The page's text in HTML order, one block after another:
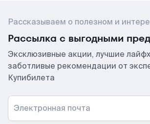
Рассказываем о полезном и
Рассылка с выгодными
Эксклюзивные акции, лучшие
заботливые рекомендации от
Купибилета
Электронная почта